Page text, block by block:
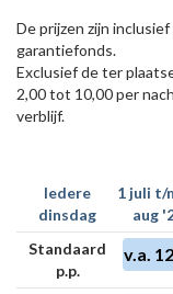
De prijzen zijn
garantiefonds.
Exclusief de ter
2,00 tot 10,00 per
verblijf.
Iedere
dinsdag
1 juli t/
aug
Standaard
p.p.
v.a.